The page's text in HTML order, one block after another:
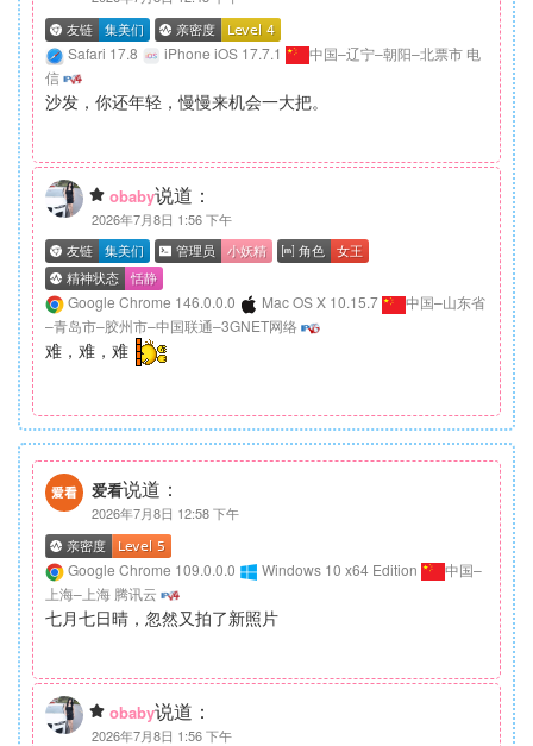
Safari 17.8 iPhone iOS 17.7.1
中国–辽宁–朝阳–北票市 电
信
沙发，你还年轻，慢慢来机会一大把。
obaby说道：
2026年7月8日 1:56 下午
Google Chrome 146.0.0.0 Mac OS X 10.15.7
中国–山东省
–青岛市–胶州市–中国联通–3GNET网络
难，难，难
爱看说道：
2026年7月8日 12:58 下午
Google Chrome 109.0.0.0 Windows 10 x64 Edition
中国–
上海–上海 腾讯云
七月七日晴，忽然又拍了新照片
obaby说道：
2026年7月8日 1:56 下午